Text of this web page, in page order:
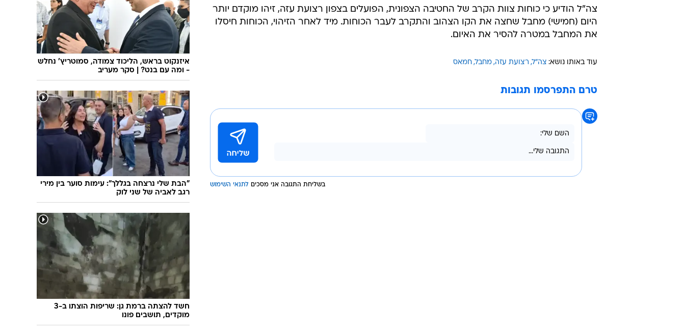
שיחת חוץ
פניית פרסה
חדשות המדע
פוסט פוליטי
המוביל הדרומי
חשאי בחמישי
נוהל שכן
עת חפירה
בחירות 2013
בחירות בארה"ב 2012
ט"ו בשבט
פורים
פסח
ל"ג בעומר
שבועות
צום י"ז בתמוז
ט' באב
צה"ל הודיע כי כוחות צוות הקרב של החטיבה הצפונית, הפועלים בצפון רצועת עזה, זיהו מוקדם יותר
היום (חמישי) מחבל שחצה את הקו הצהוב והתקרב לעבר הכוחות. מיד לאחר הזיהוי, הכוחות חיסלו
את המחבל במטרה להסיר את האיום.
עוד באותו נושא: צה"ל רצועת עזה מחבל חמאס
טרם התפרסמו תגובות
בשליחת התגובה אני מסכים לתנאי השימוש
איזנקוט בראש, הליכוד צמודה, סמוטריץ' נחלש
- ומה עם בנט? | סקר מעריב
"הבת שלי נרצחה בגללך": עימות סוער בין מירי
רגב לאביה של שני לוק
חשד להצתה ברמת גן: שריפות הוצתו ב-3
מוקדים, תושבים פונו